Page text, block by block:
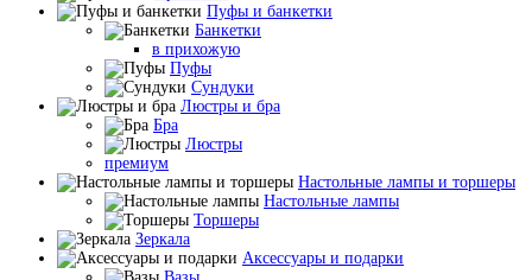
Пуфы и банкетки
Банкетки
в прихожую
Пуфы
Сундуки
Люстры и бра
Бра
Люстры
премиум
Настольные лампы и торшеры
Настольные лампы
Торшеры
Зеркала
Аксессуары и подарки